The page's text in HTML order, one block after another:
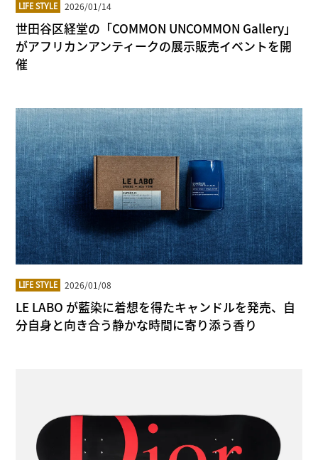
LIFE STYLE 2026/01/14
世田谷区経堂の「COMMON UNCOMMON Gallery」
がアフリカンアンティークの展示販売イベントを開
催
LIFE STYLE 2026/01/08
LE LABO が藍染に着想を得たキャンドルを発売、自
分自身と向き合う静かな時間に寄り添う香り